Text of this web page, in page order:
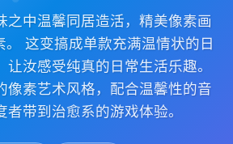
之中温馨同居造活，精美像素画
。 这变搞成单款充满温情状的日
汝感受纯真的日常生活乐趣。
像素艺术风格，配合温馨性的音
者带到治愈系的游戏体验。